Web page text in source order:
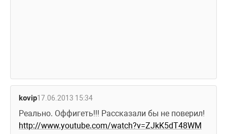
kovip17.06.2013 15:34
http://www.youtube.com/watch?v=ZJkK5dT48WM